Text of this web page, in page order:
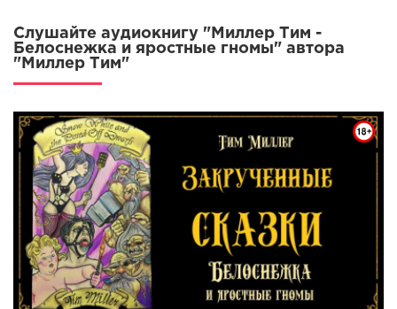
Слушайте аудиокнигу "Миллер Тим -
Белоснежка и яростные гномы" автора
"Миллер Тим"